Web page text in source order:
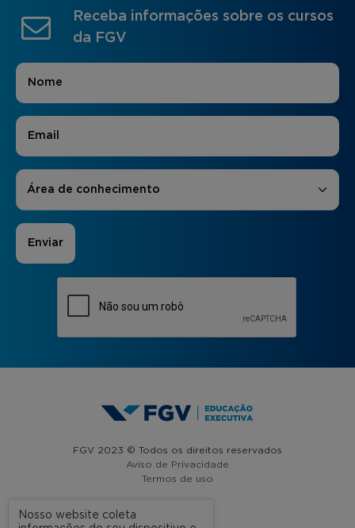
Receba informações sobre os cursos
da FGV
Nome
E-mail
Áreas de Interesse
Área de conhecimento
FGV 2023 © Todos os direitos reservados
Aviso de Privacidade
Termos de uso
Nosso website coleta